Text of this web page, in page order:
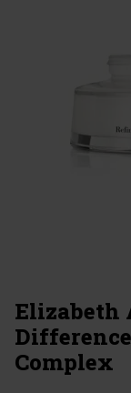
Elizabeth
Complex